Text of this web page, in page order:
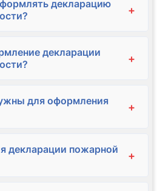
декларацию
+
декларации
+
для оформления
+
декларации пожарной
+